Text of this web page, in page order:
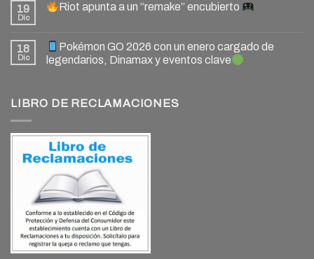
19
Dic
Riot apunta a un “remake” encubierto
18
Dic
Pokémon GO 2026 con un enero cargado de
legendarios, Dinamax y eventos clave
LIBRO DE RECLAMACIONES